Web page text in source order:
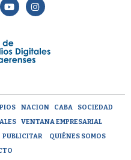
NACION CABA
SOCIEDAD
VENTANA EMPRESARIAL
PUBLICITAR
QUIÉNES SOMOS